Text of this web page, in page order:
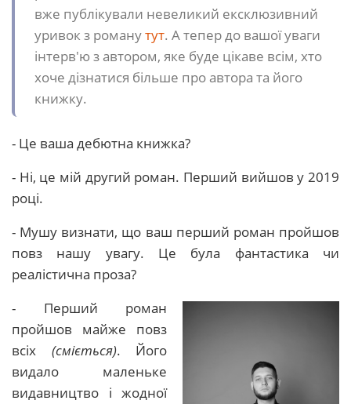
вже публікували невеликий ексклюзивний
уривок з романутут. А тепер до вашої уваги
інтерв'ю з автором, яке буде цікаве всім, хто
хоче дізнатися більше про автора та його
книжку.
- Це ваша дебютна книжка?
- Ні, це мій другий роман. Перший вийшов у 2019
році.
- Мушу визнати, що ваш перший роман пройшов
повз нашу увагу. Це була фантастика чи
реалістична проза?
- Перший роман
пройшов майже повз
всіх (сміється). Його
видало маленьке
видавництво і жодної